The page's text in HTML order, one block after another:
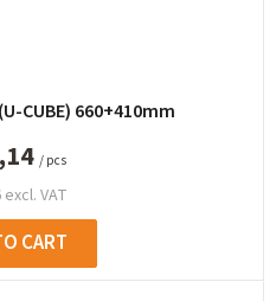
CUBE) 660+410mm
VAT
/ pcs
CART